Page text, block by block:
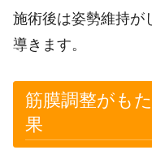
施術後は姿勢維持が
導きます。
筋膜調整がも
果